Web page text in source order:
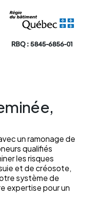
RBQ : 5845-6856-01
un ramonage de
qualifiés
les risques
et de créosote,
système de
expertise pour un